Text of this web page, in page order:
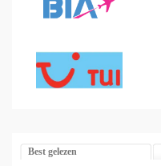
Best gelezen